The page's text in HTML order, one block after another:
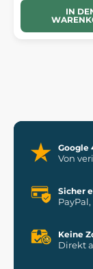
IN
Google
Von
Sicher
Keine
Direkt